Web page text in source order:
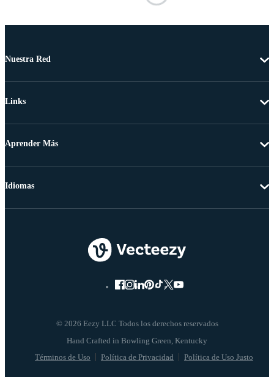
Nuestra Red
Links
Aprender Más
© 2026 Eezy LLC Todos los derechos reservados
Términos de Uso Política de Privacidad Política de Uso Justo
Idiomas